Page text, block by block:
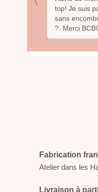
top! Je suis
sans
?. Merci
Fabrication
Atelier dans les
Livraison à